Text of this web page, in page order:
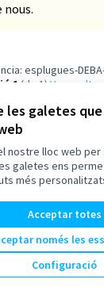
les galetes
nostre lloc web per
galetes ens
més
Acceptar totes
només les
Configuració
nous.
esplugues-
1 (de 1) veure
a X
a Facebook
Llobregat a
de Llobregat a
extern)
lliure .